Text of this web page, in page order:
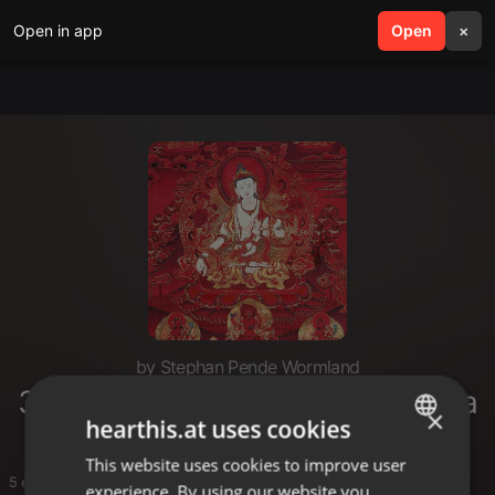
Open in app Open ×
search menu
by Stephan Pende Wormland
37 Übungen für einen Bodhisattva
5 entries
ENGLISH
×
hearthis.at uses cookies
This website uses cookies to improve user